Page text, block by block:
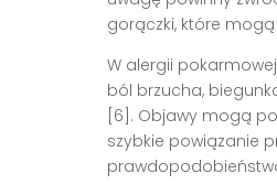
gorączki, które
W alergii
ból brzucha,
[6]. Objawy mogą
szybkie powiązanie